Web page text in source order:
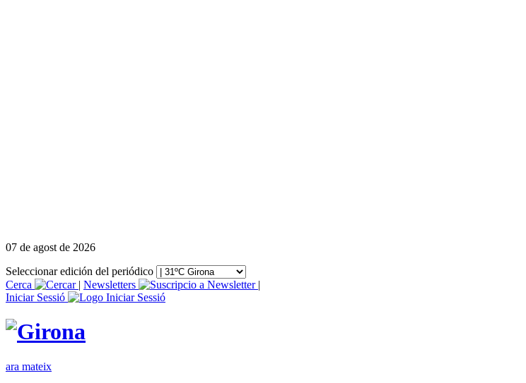
07 de agost de 2026
Seleccionar edición del periódico
Cerca
| Newsletters
|
Iniciar Sessió
ara mateix